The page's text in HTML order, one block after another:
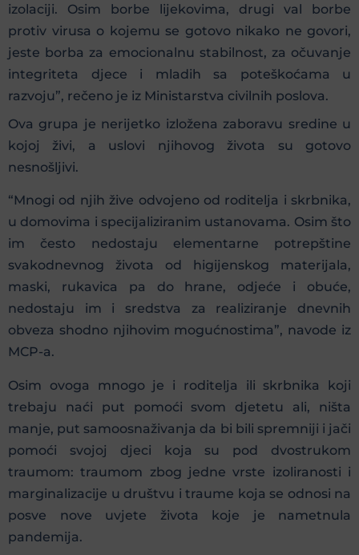
izolaciji. Osim borbe lijekovima, drugi val borbe
protiv virusa o kojemu se gotovo nikako ne govori,
jeste borba za emocionalnu stabilnost, za očuvanje
integriteta djece i mladih sa poteškoćama u
razvoju”, rečeno je iz Ministarstva civilnih poslova.
Ova grupa je nerijetko izložena zaboravu sredine u
kojoj živi, a uslovi njihovog života su gotovo
nesnošljivi.
“Mnogi od njih žive odvojeno od roditelja i skrbnika,
u domovima i specijaliziranim ustanovama. Osim što
im često nedostaju elementarne potrepštine
svakodnevnog života od higijenskog materijala,
maski, rukavica pa do hrane, odjeće i obuće,
nedostaju im i sredstva za realiziranje dnevnih
obveza shodno njihovim mogućnostima”, navode iz
MCP-a.
Osim ovoga mnogo je i roditelja ili skrbnika koji
trebaju naći put pomoći svom djetetu ali, ništa
manje, put samoosnaživanja da bi bili spremniji i jači
pomoći svojoj djeci koja su pod dvostrukom
traumom: traumom zbog jedne vrste izoliranosti i
marginalizacije u društvu i traume koja se odnosi na
posve nove uvjete života koje je nametnula
pandemija.